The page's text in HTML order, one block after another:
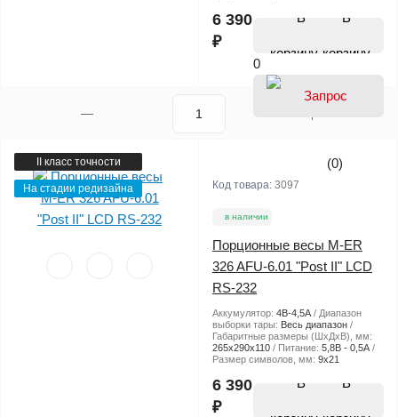
6 390
₽
В
корзину
0
II класс точности
На стадии редизайна
(0)
Код товара: 3097
в наличии
Порционные весы M-ER
326 AFU-6.01 "Post II" LCD
RS-232
Аккумулятор: 4В-4,5А
Диапазон
выборки тары: Весь диапазон
Габаритные размеры (ШхДхВ), мм:
265х290х110
Питание: 5,8В - 0,5А
Размер символов, мм: 9х21
6 390
₽
В